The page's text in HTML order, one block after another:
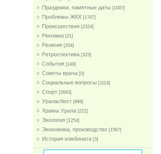
Праздники, памятные даты [1007]
Проблемы ЖКХ [1747]
Проиcшествия [2324]
Реклама [21]
Религия [204]
Ретроспектива [325]
События [148]
Советы врача [0]
Социальные вопросы [1114]
Спорт [2693]
Ураласбест [999]
Храмы Урала [222]
Экология [1254]
Экономика, производство [1567]
История комбината [3]